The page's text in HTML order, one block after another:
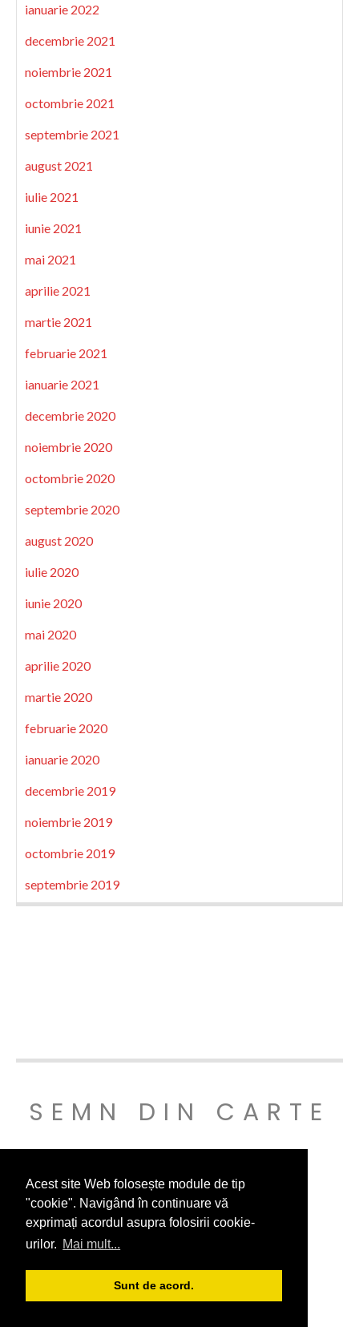
Acest site Web folosește module de tip
"cookie". Navigând în continuare vă
exprimați acordul asupra folosirii cookie-
urilor. Mai mult...
Sunt de acord.
ianuarie 2022
decembrie 2021
noiembrie 2021
octombrie 2021
septembrie 2021
august 2021
iulie 2021
iunie 2021
mai 2021
aprilie 2021
martie 2021
februarie 2021
ianuarie 2021
decembrie 2020
noiembrie 2020
octombrie 2020
septembrie 2020
august 2020
iulie 2020
iunie 2020
mai 2020
aprilie 2020
martie 2020
februarie 2020
ianuarie 2020
decembrie 2019
noiembrie 2019
octombrie 2019
septembrie 2019
SEMN DIN CARTE